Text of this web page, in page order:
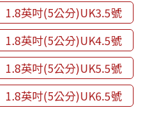
1.8英吋(5公分)UK3.5號
1.8英吋(5公分)UK4.5號
1.8英吋(5公分)UK5.5號
1.8英吋(5公分)UK6.5號